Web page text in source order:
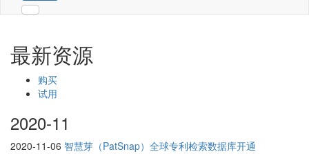
最新资源
购买
试用
2020-11
2020-11-06 智慧芽（PatSnap）全球专利检索数据库开通